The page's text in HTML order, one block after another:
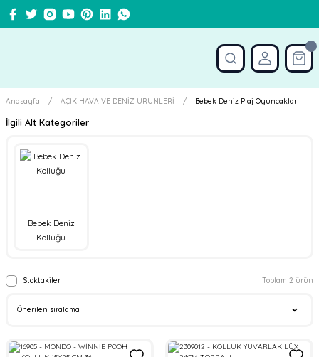
Anasayfa AÇIK HAVA VE DENİZ ÜRÜNLERİ Bebek Deniz Plaj Oyuncakları
İlgili Alt Kategoriler
Bebek Deniz
Kolluğu
Stoktakiler Toplam 2 ürün